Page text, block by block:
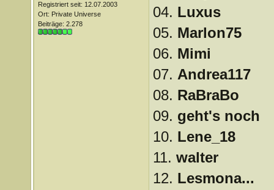
Registriert seit: 12.07.2003
Ort: Private Universe
Beiträge: 2.278
04. Luxus
05. Marlon75
06. Mimi
07. Andrea117
08. RaBraBo
09. geht's noch
10. Lene_18
11. walter
12. Lesmona...